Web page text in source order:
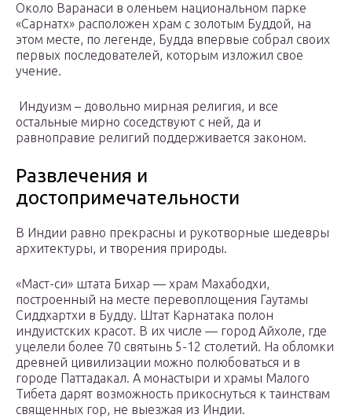
Около Варанаси в оленьем национальном парке
«Сарнатх» расположен храм с золотым Буддой, на
этом месте, по легенде, Будда впервые собрал своих
первых последователей, которым изложил свое
учение.
Индуизм – довольно мирная религия, и все
остальные мирно соседствуют с ней, да и
равноправие религий поддерживается законом.
Развлечения и
достопримечательности
В Индии равно прекрасны и рукотворные шедевры
архитектуры, и творения природы.
«Маст-си» штата Бихар — храм Махабодхи,
построенный на месте перевоплощения Гаутамы
Сиддхартхи в Будду. Штат Карнатака полон
индуистских красот. В их числе — город Айхоле, где
уцелели более 70 святынь 5-12 столетий. На обломки
древней цивилизации можно полюбоваться и в
городе Паттадакал. А монастыри и храмы Малого
Тибета дарят возможность прикоснуться к таинствам
священных гор, не выезжая из Индии.